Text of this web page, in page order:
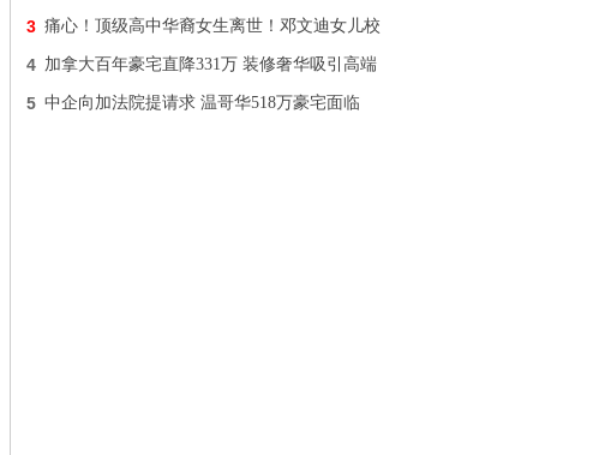
3 痛心！顶级高中华裔女生离世！邓文迪女儿校
4 加拿大百年豪宅直降331万 装修奢华吸引高端
5 中企向加法院提请求 温哥华518万豪宅面临